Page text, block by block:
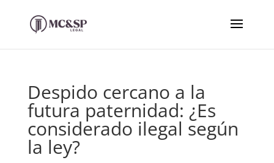
Despido cercano a la
futura paternidad: ¿Es
considerado ilegal según
la ley?